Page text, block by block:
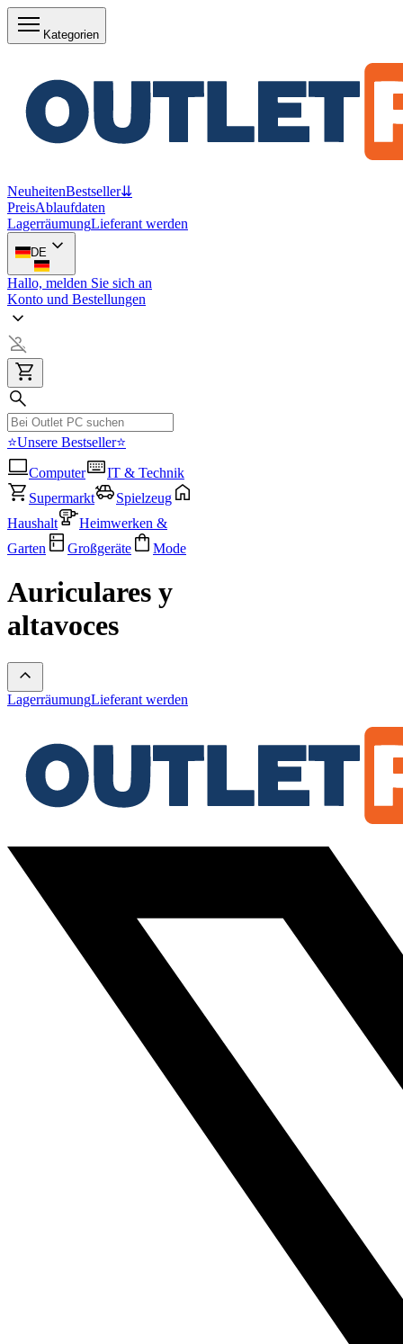
Kategorien
NeuheitenBestseller⇊
PreisAblaufdaten
LagerräumungLieferant werden
DE
Hallo, melden Sie sich an
Konto und Bestellungen
⭐Unsere Bestseller⭐
Computer
IT & Technik
Supermarkt
Spielzeug
Haushalt
Heimwerken &
Garten
Großgeräte Mode
Auriculares y
altavoces
LagerräumungLieferant werden